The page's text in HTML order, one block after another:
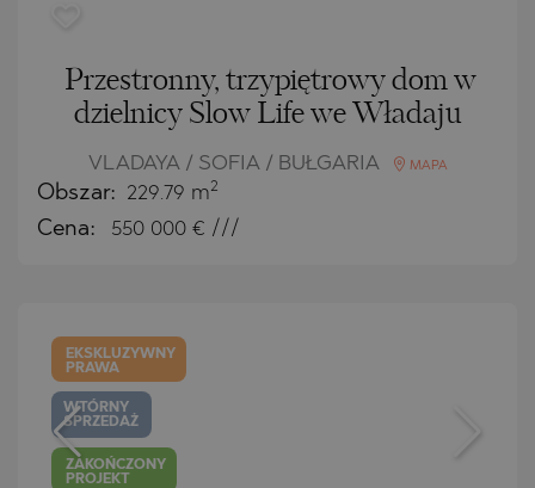
Przestronny, trzypiętrowy dom w
dzielnicy Slow Life we Władaju
VLADAYA / SOFIA / BUŁGARIA MAPA
Obszar: 229.79 m2
Cena: 550 000 € ///
EKSKLUZYWNY
PRAWA
WTÓRNY
SPRZEDAŻ
ZAKOŃCZONY
PROJEKT